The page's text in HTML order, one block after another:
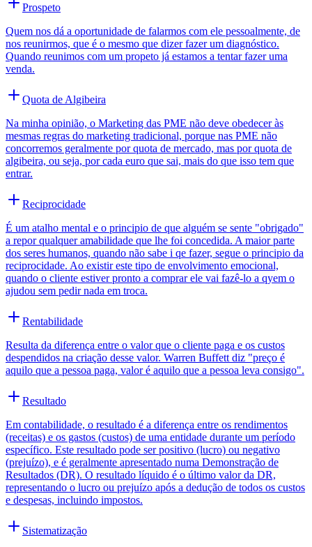
Prospeto
Quem nos dá a oportunidade de falarmos com ele pessoalmente, de
nos reunirmos, que é o mesmo que dizer fazer um diagnóstico.
Quando reunimos com um propeto já estamos a tentar fazer uma
venda.
Quota de Algibeira
Na minha opinião, o Marketing das PME não deve obedecer às
mesmas regras do marketing tradicional, porque nas PME não
concorremos geralmente por quota de mercado, mas por quota de
algibeira, ou seja, por cada euro que sai, mais do que isso tem que
entrar.
Reciprocidade
É um atalho mental e o principio de que alguém se sente "obrigado"
a repor qualquer amabilidade que lhe foi concedida. A maior parte
dos seres humanos, quando não sabe i qe fazer, segue o principio da
reciprocidade. Ao existir este tipo de envolvimento emocional,
quando o cliente estiver pronto a comprar ele vai fazê-lo a qyem o
ajudou sem pedir nada em troca.
Rentabilidade
Resulta da diferença entre o valor que o cliente paga e os custos
despendidos na criação desse valor. Warren Buffett diz "preço é
aquilo que a pessoa paga, valor é aquilo que a pessoa leva consigo".
Resultado
Em contabilidade, o resultado é a diferença entre os rendimentos
(receitas) e os gastos (custos) de uma entidade durante um período
específico. Este resultado pode ser positivo (lucro) ou negativo
(prejuízo), e é geralmente apresentado numa Demonstração de
Resultados (DR). O resultado líquido é o último valor da DR,
representando o lucro ou prejuízo após a dedução de todos os custos
e despesas, incluindo impostos.
Sistematização